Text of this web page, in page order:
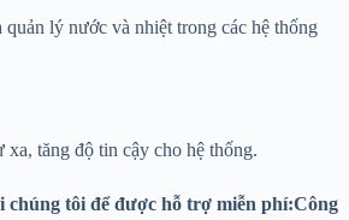
quản lý nước và nhiệt trong các hệ thống
xa, tăng độ tin cậy cho hệ thống.
chúng tôi để được hỗ trợ miễn phí:Công